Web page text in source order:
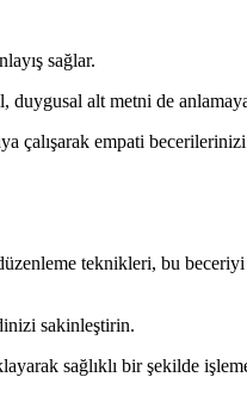
sağlar.
alt metni de anlamaya
çalışarak empati
teknikleri, bu
sakinleştirin.
sağlıklı bir şekilde